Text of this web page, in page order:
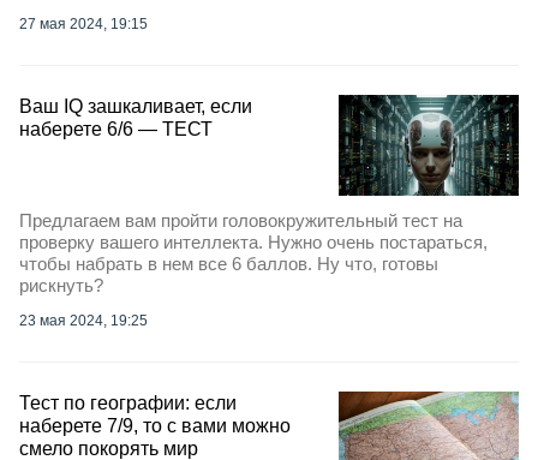
27 мая 2024, 19:15
Ваш IQ зашкаливает, если
наберете 6/6 — ТЕСТ
Предлагаем вам пройти головокружительный тест на
проверку вашего интеллекта. Нужно очень постараться,
чтобы набрать в нем все 6 баллов. Ну что, готовы
рискнуть?
23 мая 2024, 19:25
Тест по географии: если
наберете 7/9, то с вами можно
смело покорять мир